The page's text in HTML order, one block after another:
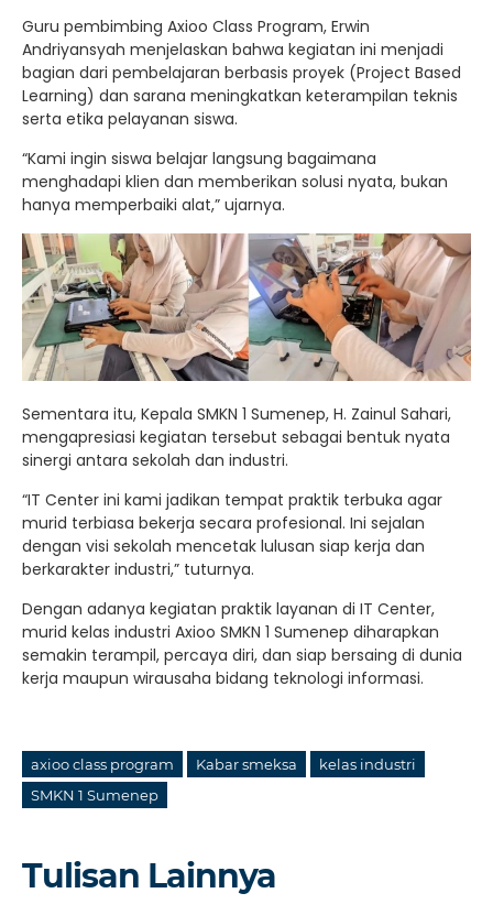
Guru pembimbing Axioo Class Program, Erwin
Andriyansyah menjelaskan bahwa kegiatan ini menjadi
bagian dari pembelajaran berbasis proyek (Project Based
Learning) dan sarana meningkatkan keterampilan teknis
serta etika pelayanan siswa.
“Kami ingin siswa belajar langsung bagaimana
menghadapi klien dan memberikan solusi nyata, bukan
hanya memperbaiki alat,” ujarnya.
Sementara itu, Kepala SMKN 1 Sumenep, H. Zainul Sahari,
mengapresiasi kegiatan tersebut sebagai bentuk nyata
sinergi antara sekolah dan industri.
“IT Center ini kami jadikan tempat praktik terbuka agar
murid terbiasa bekerja secara profesional. Ini sejalan
dengan visi sekolah mencetak lulusan siap kerja dan
berkarakter industri,” tuturnya.
Dengan adanya kegiatan praktik layanan di IT Center,
murid kelas industri Axioo SMKN 1 Sumenep diharapkan
semakin terampil, percaya diri, dan siap bersaing di dunia
kerja maupun wirausaha bidang teknologi informasi.
axioo class program Kabar smeksa
kelas industri
SMKN 1 Sumenep
Tulisan Lainnya